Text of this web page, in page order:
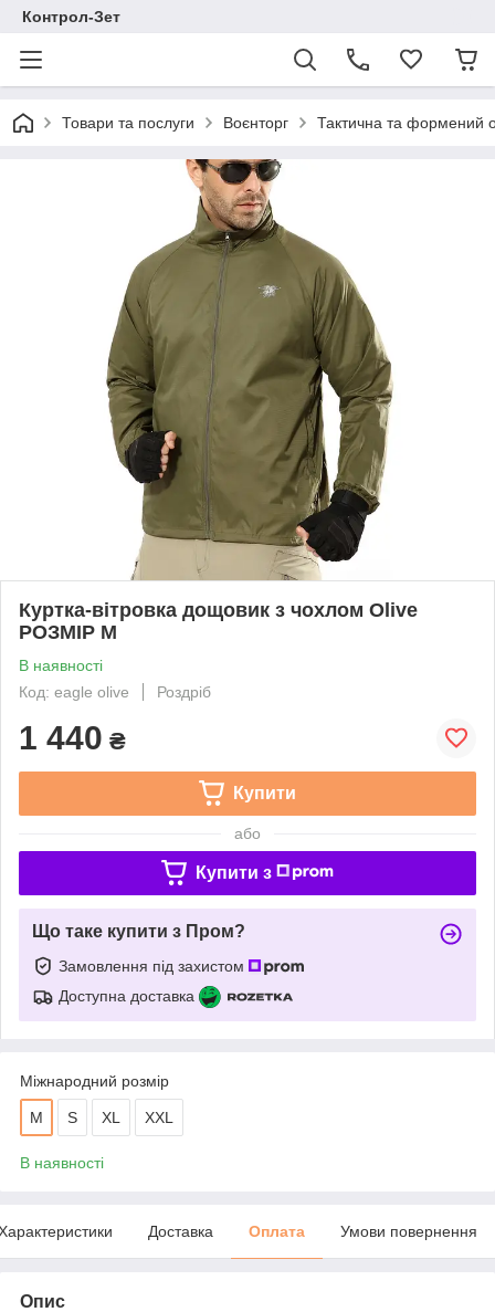
Контрол-Зет
Товари та послуги Воєнторг Тактична та формений
Куртка-вітровка дощовик з чохлом Olive
РОЗМІР M
В наявності
Код: eagle оlive
Роздріб
1 440 ₴
Купити
або
Купити з
Що таке купити з Пром?
Замовлення під захистом
Доступна доставка
Міжнародний розмір
M S XL XXL
В наявності
Доставка Оплата Умови повернення
Опис